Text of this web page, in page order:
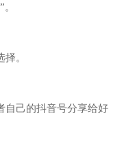
。
自己的抖音号分享给好